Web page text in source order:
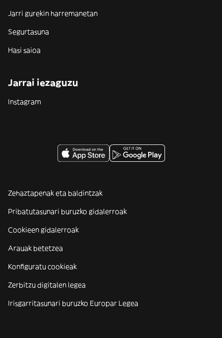
Jarri gurekin harremanetan
Segurtasuna
Hasi saioa
Jarrai iezaguzu
Instagram
Zehaztapenak eta baldintzak
Pribatutasunari buruzko gidalerroak
Cookieen gidalerroak
Arauak betetzea
Konfiguratu cookieak
Zerbitzu digitalen legea
Irisgarritasunari buruzko Europar Legea